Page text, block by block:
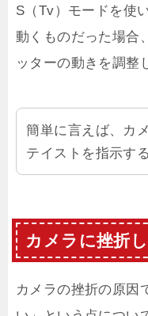
S（Tv）モードを使
動くものだった場合
ッターの動きを調整
簡単に言えば、カ
テイストを指示す
カメラに挫折
カメラの挫折の原因